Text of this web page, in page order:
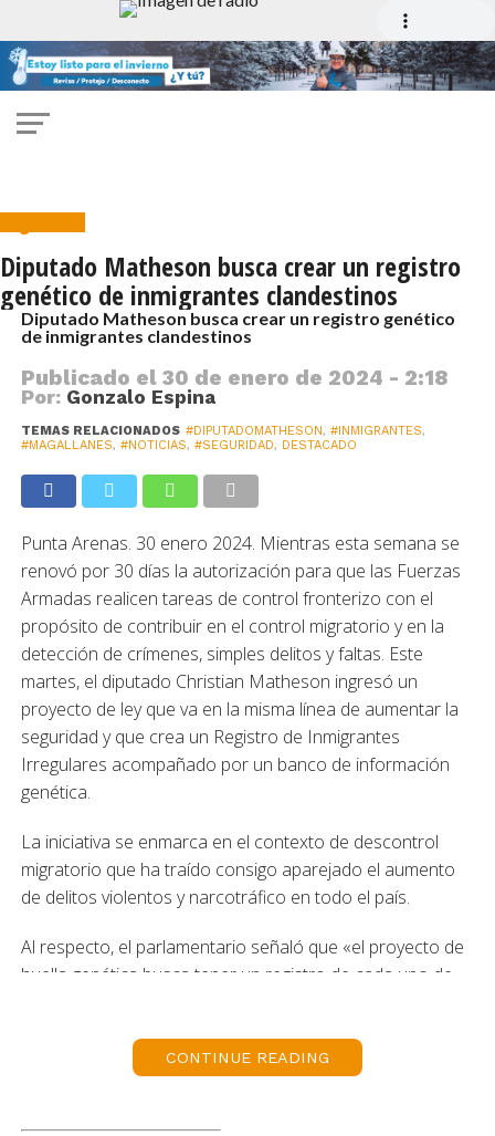
Seguridad
Diputado Matheson busca crear un registro
genético de inmigrantes clandestinos
Diputado Matheson busca crear un registro genético
de inmigrantes clandestinos
Publicado el 30 de enero de 2024 - 2:18
Por: Gonzalo Espina
TEMAS RELACIONADOS #DIPUTADOMATHESON, #INMIGRANTES,
#MAGALLANES, #NOTICIAS, #SEGURIDAD, DESTACADO
Punta Arenas. 30 enero 2024. Mientras esta semana se
renovó por 30 días la autorización para que las Fuerzas
Armadas realicen tareas de control fronterizo con el
propósito de contribuir en el control migratorio y en la
detección de crímenes, simples delitos y faltas. Este
martes, el diputado Christian Matheson ingresó un
proyecto de ley que va en la misma línea de aumentar la
seguridad y que crea un Registro de Inmigrantes
Irregulares acompañado por un banco de información
genética.
La iniciativa se enmarca en el contexto de descontrol
migratorio que ha traído consigo aparejado el aumento
de delitos violentos y narcotráfico en todo el país.
Al respecto, el parlamentario señaló que «el proyecto de
huella genética busca tener un registro de cada uno de
Chile deberán ser registrados en un listado especial
CONTINUE READING